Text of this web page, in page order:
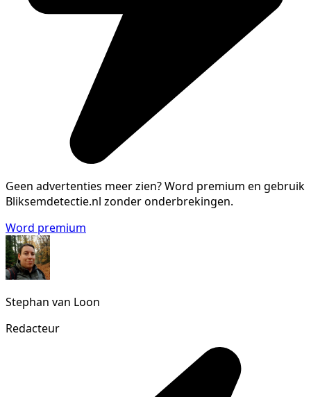
Geen advertenties meer zien?Word premium en gebruik
Bliksemdetectie.nl zonder onderbrekingen.
Word premium
Stephan van Loon
Redacteur